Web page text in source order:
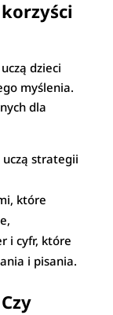
dzieci
myślenia.
dla
strategii
które
i cyfr, które
i pisania.